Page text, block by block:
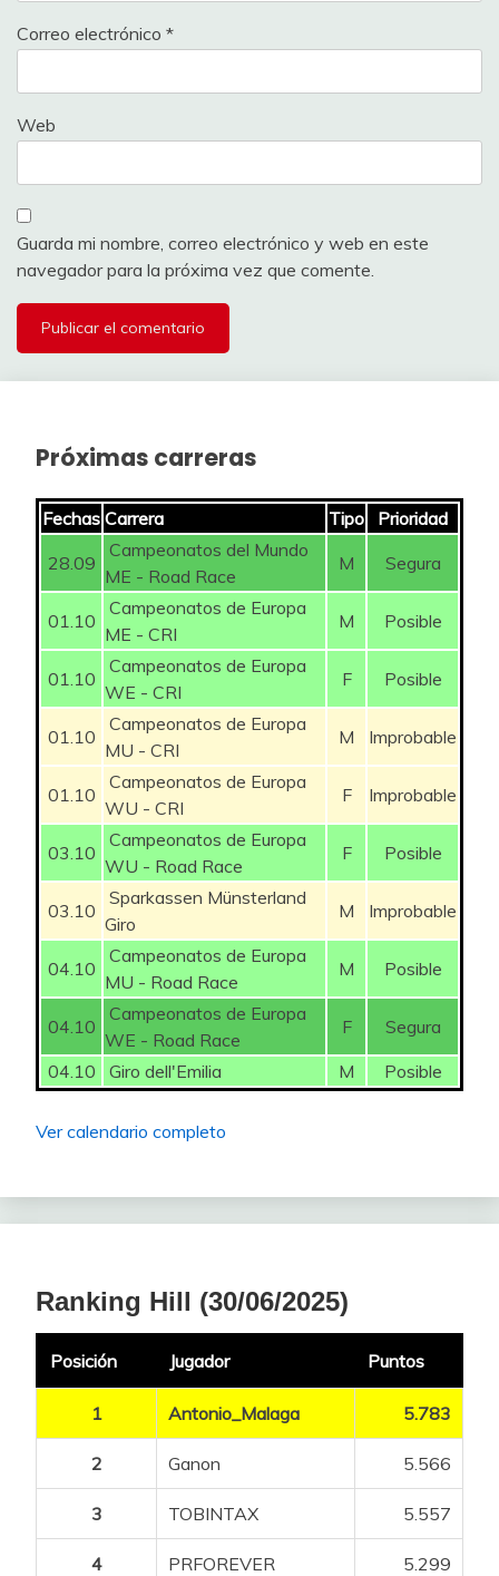
Correo electrónico *
Web
Guarda mi nombre, correo electrónico y web en este
navegador para la próxima vez que comente.
Próximas carreras
Fechas Carrera Tipo
Prioridad
28.09
Campeonatos del Mundo
ME - Road Race
M Segura
01.10
Campeonatos de Europa
ME - CRI
M Posible
01.10
Campeonatos de Europa
WE - CRI
F Posible
01.10
Campeonatos de Europa
MU - CRI
M Improbable
01.10
Campeonatos de Europa
WU - CRI
F Improbable
03.10
Campeonatos de Europa
WU - Road Race
F Posible
03.10
Sparkassen Münsterland
Giro
M Improbable
04.10
Campeonatos de Europa
MU - Road Race
M Posible
04.10
Campeonatos de Europa
WE - Road Race
F
Segura
04.10
Giro dell'Emilia M Posible
Ver calendario completo
Ranking Hill (30/06/2025)
Posición Jugador Puntos
1 Antonio_Malaga 5.783
2 Ganon 5.566
3 TOBINTAX 5.557
4 PRFOREVER 5.299